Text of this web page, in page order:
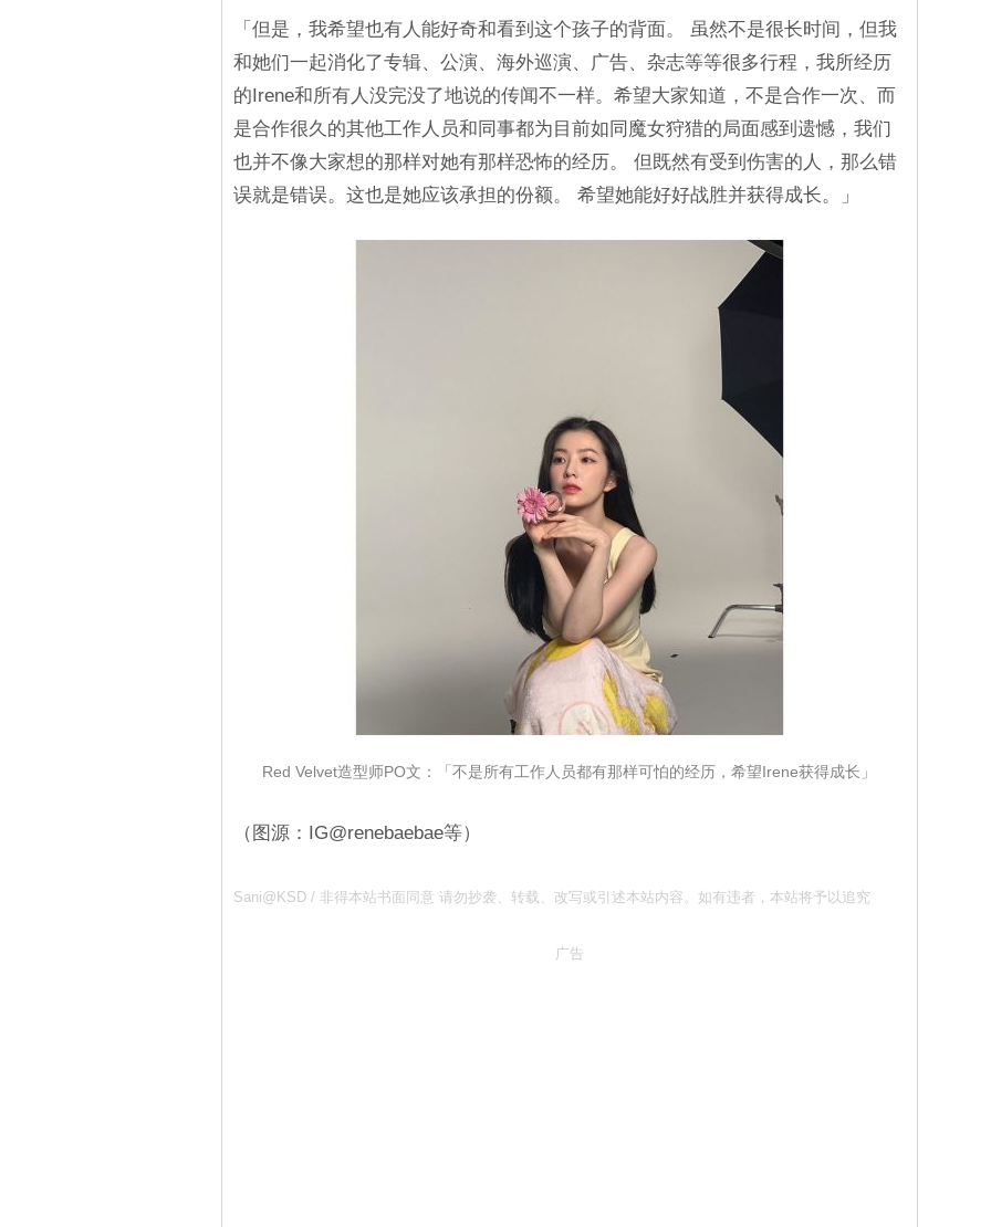
「但是，我希望也有人能好奇和看到这个孩子的背面。 虽然不是很长时间，但我
和她们一起消化了专辑、公演、海外巡演、广告、杂志等等很多行程，我所经历
的Irene和所有人没完没了地说的传闻不一样。希望大家知道，不是合作一次、而
是合作很久的其他工作人员和同事都为目前如同魔女狩猎的局面感到遗憾，我们
也并不像大家想的那样对她有那样恐怖的经历。 但既然有受到伤害的人，那么错
误就是错误。这也是她应该承担的份额。 希望她能好好战胜并获得成长。」
Red Velvet造型师PO文：「不是所有工作人员都有那样可怕的经历，希望Irene获得成长」
（图源：IG@renebaebae等）
Sani@KSD / 非得本站书面同意 请勿抄袭、转载、改写或引述本站内容。如有违者，本站将予以追究
广告